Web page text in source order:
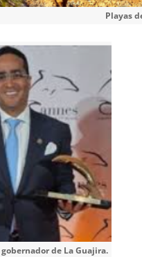
Playas
de La Guajira.